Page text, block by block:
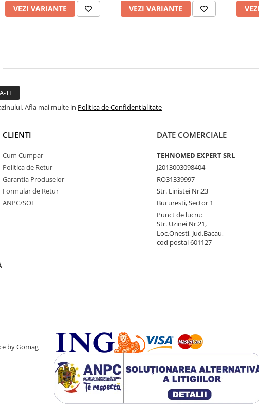
VEZI VARIANTE VEZI VARIANTE
Afla mai multe in Politica de Confidentialitate
CLIENTI
Cum Cumpar
Politica de Retur
Garantia Produselor
Formular de Retur
ANPC/SOL
DATE COMERCIALE
TEHNOMED EXPERT SRL
J2013003098404
RO31339997
Str. Linistei Nr.23
Bucuresti, Sector 1
Punct de lucru:
Str. Uzinei Nr.21,
Loc.Onesti, Jud.Bacau,
cod postal 601127
by Gomag